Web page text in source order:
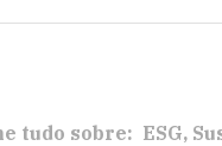
tudo sobre: ESG